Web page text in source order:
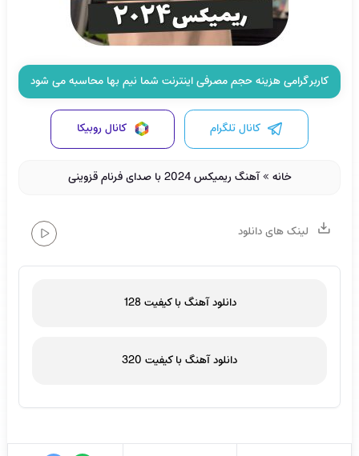
کاربر گرامی هزینه حجم مصرفی اینترنت شما نیم بها محاسبه می شود
کانال تلگرام کانال روبیکا
خانه »آهنگ ریمیکس 2024 با صدای فرنام قزوینی
لینک های دانلود
دانلود آهنگ با کیفیت 128
دانلود آهنگ با کیفیت 320